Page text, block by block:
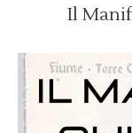
Il